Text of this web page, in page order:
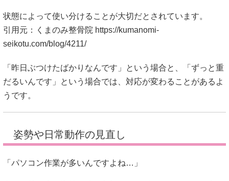
状態によって使い分けることが大切だとされています。
引用元：くまのみ整骨院 https://kumanomi-
seikotu.com/blog/4211/
「昨日ぶつけたばかりなんです」という場合と、「ずっと重
だるいんです」という場合では、対応が変わることがあるよ
うです。
姿勢や日常動作の見直し
「パソコン作業が多いんですよね…」